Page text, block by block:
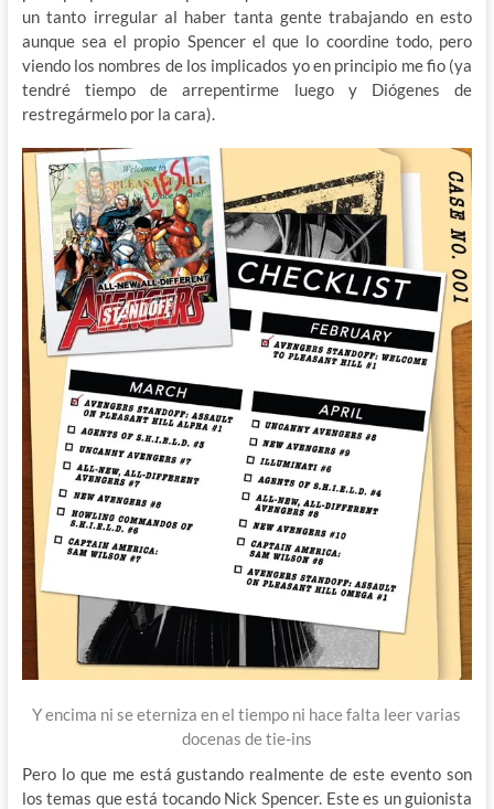
un tanto irregular al haber tanta gente trabajando en esto
aunque sea el propio Spencer el que lo coordine todo, pero
viendo los nombres de los implicados yo en principio me fio (ya
tendré tiempo de arrepentirme luego y Diógenes de
restregármelo por la cara).
Y encima ni se eterniza en el tiempo ni hace falta leer varias
docenas de tie-ins
Pero lo que me está gustando realmente de este evento son
los temas que está tocando Nick Spencer. Este es un guionista